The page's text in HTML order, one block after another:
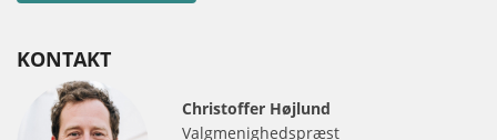
KONTAKT
Christoffer Højlund
Valgmenighedspræst